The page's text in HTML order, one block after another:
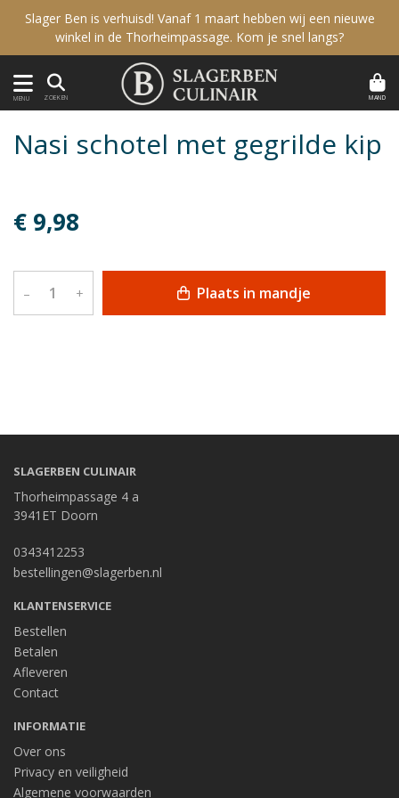
Slager Ben is verhuisd! Vanaf 1 maart hebben wij een nieuwe
winkel in de Thorheimpassage. Kom je snel langs?
MENU ZOEKEN MAND
Nasi schotel met gegrilde kip
€ 9,98
– + Plaats in mandje
SLAGERBEN CULINAIR
Thorheimpassage 4 a
3941ET Doorn
0343412253
bestellingen@slagerben.nl
KLANTENSERVICE
Bestellen
Betalen
Afleveren
Contact
INFORMATIE
Over ons
Privacy en veiligheid
Algemene voorwaarden